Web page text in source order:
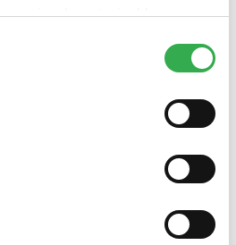
relevantnej reklamy.
mohli používať všetky tieto